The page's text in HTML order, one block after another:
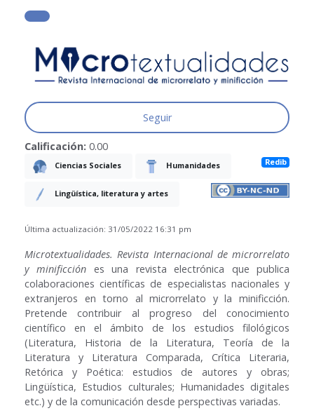
Seguir
Calificación: 0.00
Ciencias Sociales Humanidades
Lingüística, literatura y artes
Redib
Última actualización: 31/05/2022 16:31 pm
Microtextualidades. Revista Internacional de microrrelato
y minificción es una revista electrónica que publica
colaboraciones científicas de especialistas nacionales y
extranjeros en torno al microrrelato y la minificción.
Pretende contribuir al progreso del conocimiento
científico en el ámbito de los estudios filológicos
(Literatura, Historia de la Literatura, Teoría de la
Literatura y Literatura Comparada, Crítica Literaria,
Retórica y Poética: estudios de autores y obras;
Lingüística, Estudios culturales; Humanidades digitales
etc.) y de la comunicación desde perspectivas variadas.